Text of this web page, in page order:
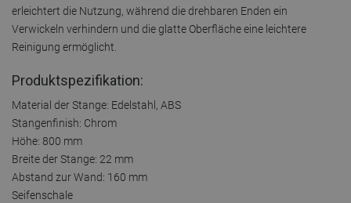
erleichtert die Nutzung, während die drehbaren Enden ein
Verwickeln verhindern und die glatte Oberfläche eine leichtere
Reinigung ermöglicht.
Produktspezifikation:
Material der Stange: Edelstahl, ABS
Stangenfinish: Chrom
Höhe: 800 mm
Breite der Stange: 22 mm
Abstand zur Wand: 160 mm
Seifenschale